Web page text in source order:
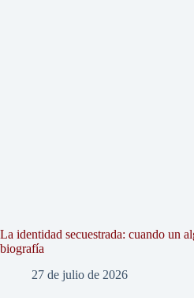
La identidad secuestrada: cuando un
biografía
27 de julio de 2026